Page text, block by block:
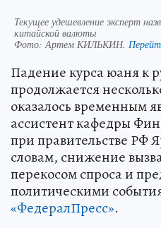
Текущее удешевление эксперт
китайской валюты
Фото:Артем КИЛЬКИН.
Падение курса юаня к
продолжается
оказалось временным
ассистент кафедры
при правительстве РФ
словам, снижение
перекосом спроса и
политическими
«ФедералПресс».